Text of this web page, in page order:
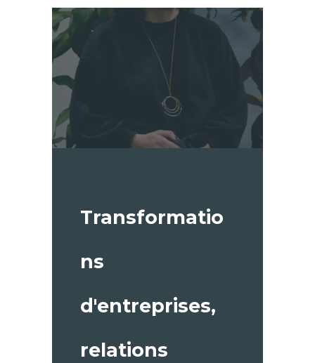
Transformatio
ns
d'entreprises,
relations